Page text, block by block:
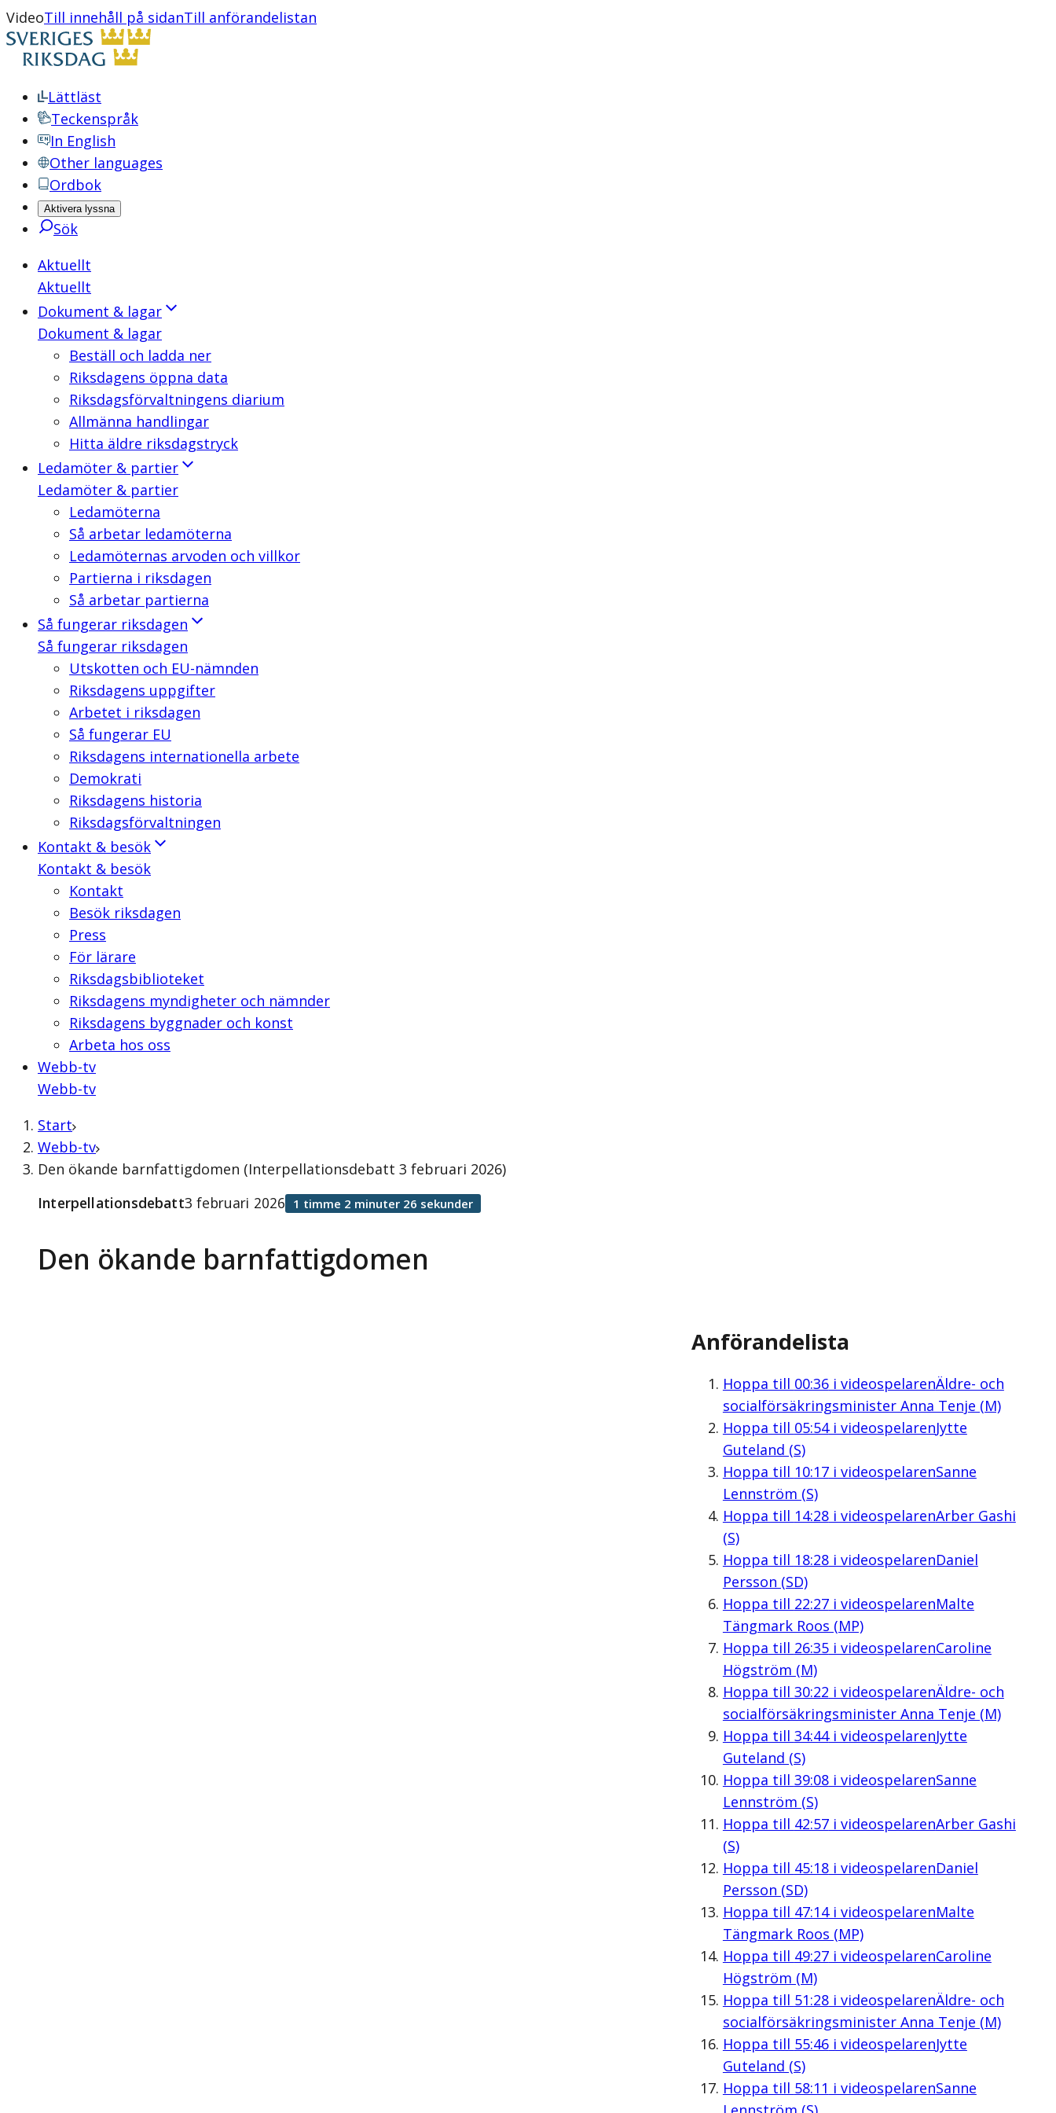
VideoTill innehåll på sidanTill anförandelistan
Lättläst
Teckenspråk
In English
Other languages
Ordbok
Aktivera lyssna
Sök
Aktuellt
Aktuellt
Dokument & lagar
Dokument & lagar
Beställ och ladda ner
Riksdagens öppna data
Riksdagsförvaltningens diarium
Allmänna handlingar
Hitta äldre riksdagstryck
Ledamöter & partier
Ledamöter & partier
Ledamöterna
Så arbetar ledamöterna
Ledamöternas arvoden och villkor
Partierna i riksdagen
Så arbetar partierna
Så fungerar riksdagen
Så fungerar riksdagen
Utskotten och EU-nämnden
Riksdagens uppgifter
Arbetet i riksdagen
Så fungerar EU
Riksdagens internationella arbete
Demokrati
Riksdagens historia
Riksdagsförvaltningen
Kontakt & besök
Kontakt & besök
Kontakt
Besök riksdagen
Press
För lärare
Riksdagsbiblioteket
Riksdagens myndigheter och nämnder
Riksdagens byggnader och konst
Arbeta hos oss
Webb-tv
Webb-tv
Start
Webb-tv
Den ökande barnfattigdomen (Interpellationsdebatt 3 februari 2026)
Den ökande barnfattigdomen
Interpellationsdebatt3 februari 2026 1 timme 2 minuter 26 sekunder
Anförandelista
Hoppa till 00:36i videospelarenÄldre- och
socialförsäkringsminister Anna Tenje (M)
Hoppa till 05:54i videospelarenJytte
Guteland (S)
Hoppa till 10:17i videospelarenSanne
Lennström (S)
Hoppa till 14:28i videospelarenArber Gashi
(S)
Hoppa till 18:28i videospelarenDaniel
Persson (SD)
Hoppa till 22:27i videospelarenMalte
Tängmark Roos (MP)
Hoppa till 26:35i videospelarenCaroline
Högström (M)
Hoppa till 30:22 i videospelarenÄldre- och
socialförsäkringsminister Anna Tenje (M)
Hoppa till 34:44i videospelarenJytte
Guteland (S)
Hoppa till 39:08i videospelarenSanne
Lennström (S)
Hoppa till 42:57i videospelarenArber Gashi
(S)
Hoppa till 45:18i videospelarenDaniel
Persson (SD)
Hoppa till 47:14i videospelarenMalte
Tängmark Roos (MP)
Hoppa till 49:27i videospelarenCaroline
Högström (M)
Hoppa till 51:28i videospelarenÄldre- och
socialförsäkringsminister Anna Tenje (M)
Hoppa till 55:46i videospelarenJytte
Guteland (S)
Hoppa till 58:11 i videospelarenSanne